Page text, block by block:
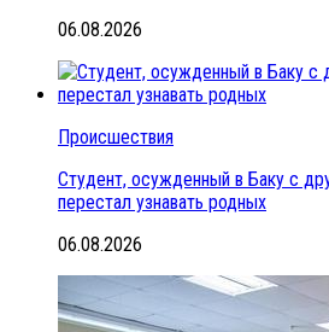
06.08.2026
Происшествия
Студент, осужденный в Баку с
перестал узнавать родных
06.08.2026